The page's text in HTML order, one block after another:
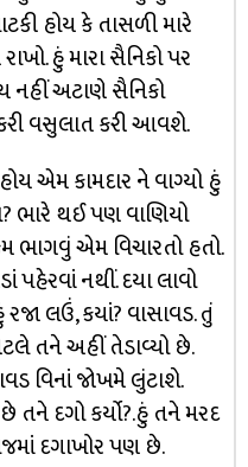
હોય કે તાસળી મારે
હું મારા સૈનિકો પર
નહીં અટાણે સૈનિકો
વસુલાત કરી આવશે.
એમ કામદાર ને વાગ્યો હું
ભારે થઈ પણ વાણિયો
ભાગવું એમ વિચારતો હતો.
પહેરવાં નથીં. દયા લાવો
લઉં, કયાં? વાસાવડ. તું
તને અહીં તેડાવ્યો છે.
વિનાં જોખમે લુંટાશે.
તને દગો કર્યો?.હું તને મરદ
દગાખોર પણ છે.